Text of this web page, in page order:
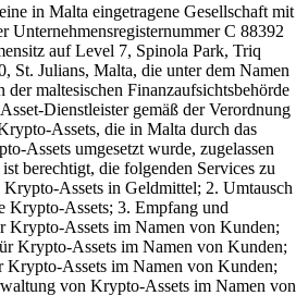
in Malta eingetragene Gesellschaft mit
Unternehmensregisternummer C 88392
auf Level 7, Spinola Park, Triq
St. Julians, Malta, die unter dem Namen
maltesischen Finanzaufsichtsbehörde
Dienstleister gemäß der Verordnung
Assets, die in Malta durch das
Assets umgesetzt wurde, zugelassen
berechtigt, die folgenden Services zu
Assets in Geldmittel; 2. Umtausch
Krypto-Assets; 3. Empfang und
Krypto-Assets im Namen von Kunden;
Krypto-Assets im Namen von Kunden;
Krypto-Assets im Namen von Kunden;
von Krypto-Assets im Namen von